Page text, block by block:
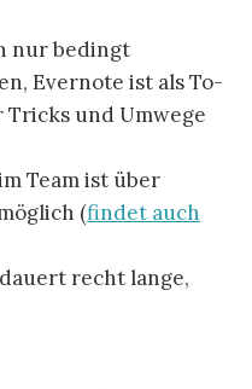
nur bedingt
Evernote ist als To-
und Umwege
Team ist über
(findet auch
dauert recht lange,